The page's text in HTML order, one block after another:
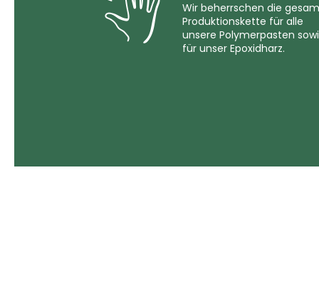
Wir beherrschen die
Produktionskette für alle
unsere Polymerpasten
für unser Epoxidharz.